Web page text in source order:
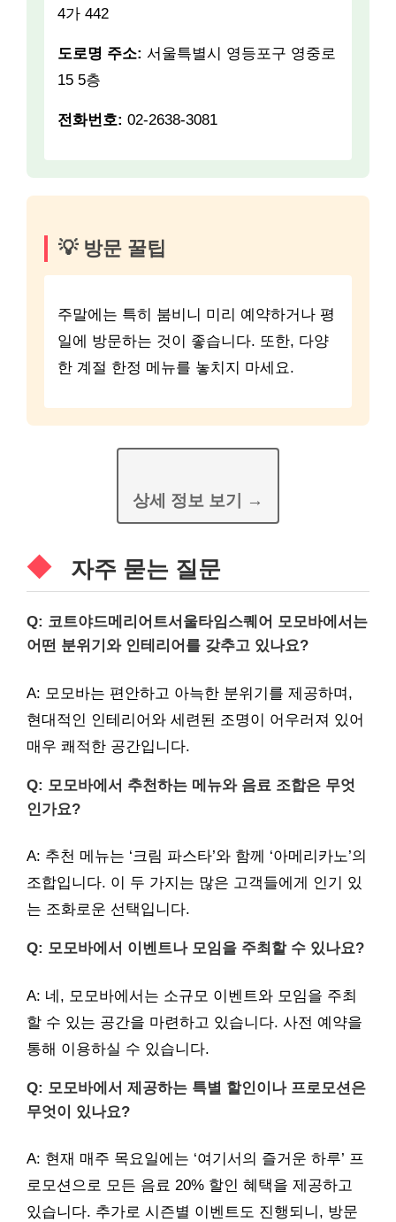
4가 442
도로명 주소: 서울특별시 영등포구 영중로
15 5층
전화번호: 02-2638-3081
💡 방문 꿀팁
주말에는 특히 붐비니 미리 예약하거나 평
일에 방문하는 것이 좋습니다. 또한, 다양
한 계절 한정 메뉴를 놓치지 마세요.
상세 정보 보기 →
자주 묻는 질문
Q: 코트야드메리어트서울타임스퀘어 모모바에서는
어떤 분위기와 인테리어를 갖추고 있나요?
A: 모모바는 편안하고 아늑한 분위기를 제공하며,
현대적인 인테리어와 세련된 조명이 어우러져 있어
매우 쾌적한 공간입니다.
Q: 모모바에서 추천하는 메뉴와 음료 조합은 무엇
인가요?
A: 추천 메뉴는 ‘크림 파스타’와 함께 ‘아메리카노’의
조합입니다. 이 두 가지는 많은 고객들에게 인기 있
는 조화로운 선택입니다.
Q: 모모바에서 이벤트나 모임을 주최할 수 있나요?
A: 네, 모모바에서는 소규모 이벤트와 모임을 주최
할 수 있는 공간을 마련하고 있습니다. 사전 예약을
통해 이용하실 수 있습니다.
Q: 모모바에서 제공하는 특별 할인이나 프로모션은
무엇이 있나요?
A: 현재 매주 목요일에는 ‘여기서의 즐거운 하루’ 프
로모션으로 모든 음료 20% 할인 혜택을 제공하고
있습니다. 추가로 시즌별 이벤트도 진행되니, 방문